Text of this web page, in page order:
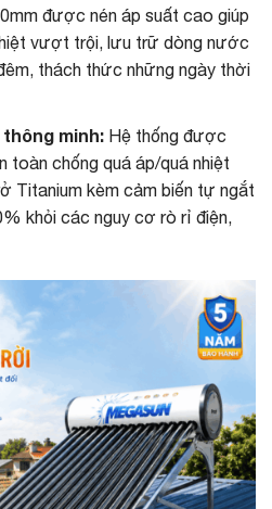
được nén áp suất cao giúp
vượt trội, lưu trữ dòng nước
thách thức những ngày thời
minh:Hệ thống được
toàn chống quá áp/quá nhiệt
Titanium kèm cảm biến tự ngắt
khỏi các nguy cơ rò rỉ điện,